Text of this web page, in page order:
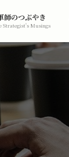
師のつぶやき
Strategist's Musings